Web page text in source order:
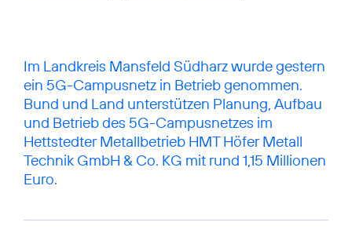
Im Landkreis Mansfeld Südharz wurde gestern
ein 5G-Campusnetz in Betrieb genommen.
Bund und Land unterstützen Planung, Aufbau
und Betrieb des 5G-Campusnetzes im
Hettstedter Metallbetrieb HMT Höfer Metall
Technik GmbH & Co. KG mit rund 1,15 Millionen
Euro.